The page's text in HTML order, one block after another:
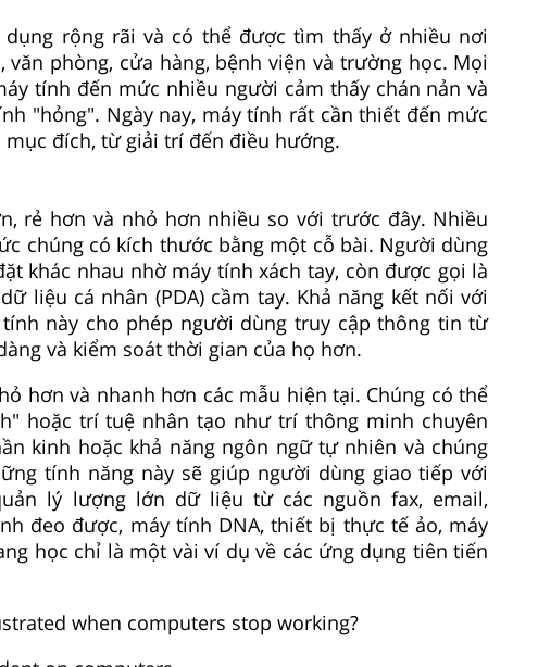
rộng rãi và có thể được tìm thấy ở nhiều nơi
văn phòng, cửa hàng, bệnh viện và trường học. Mọi
tính đến mức nhiều người cảm thấy chán nản và
"hỏng". Ngày nay, máy tính rất cần thiết đến mức
đích, từ giải trí đến điều hướng.
rẻ hơn và nhỏ hơn nhiều so với trước đây. Nhiều
chúng có kích thước bằng một cỗ bài. Người dùng
khác nhau nhờ máy tính xách tay, còn được gọi là
liệu cá nhân (PDA) cầm tay. Khả năng kết nối với
này cho phép người dùng truy cập thông tin từ
và kiểm soát thời gian của họ hơn.
hơn và nhanh hơn các mẫu hiện tại. Chúng có thể
hoặc trí tuệ nhân tạo như trí thông minh chuyên
kinh hoặc khả năng ngôn ngữ tự nhiên và chúng
tính năng này sẽ giúp người dùng giao tiếp với
lý lượng lớn dữ liệu từ các nguồn fax, email,
đeo được, máy tính DNA, thiết bị thực tế ảo, máy
học chỉ là một vài ví dụ về các ứng dụng tiên tiến
when computers stop working?